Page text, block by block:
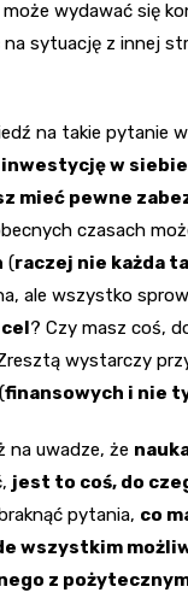
wydawać się
sytuację z innej
na takie pytanie
w siebie
mieć pewne
czasach
(raczej nie każda
ale wszystko
? Czy masz coś,
wystarczy
(finansowych i nie
na uwadze, że
jest to coś, do
pytania, co
wszystkim
z